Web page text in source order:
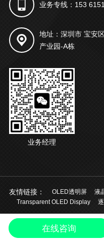
业务专线：153
地址：深圳市 宝安
产业园-A栋
业务经理
友情链接： OLED透明屏 液
Transparent OLED Display
© 2021 深圳市起鸿科技有限公司
在线咨询